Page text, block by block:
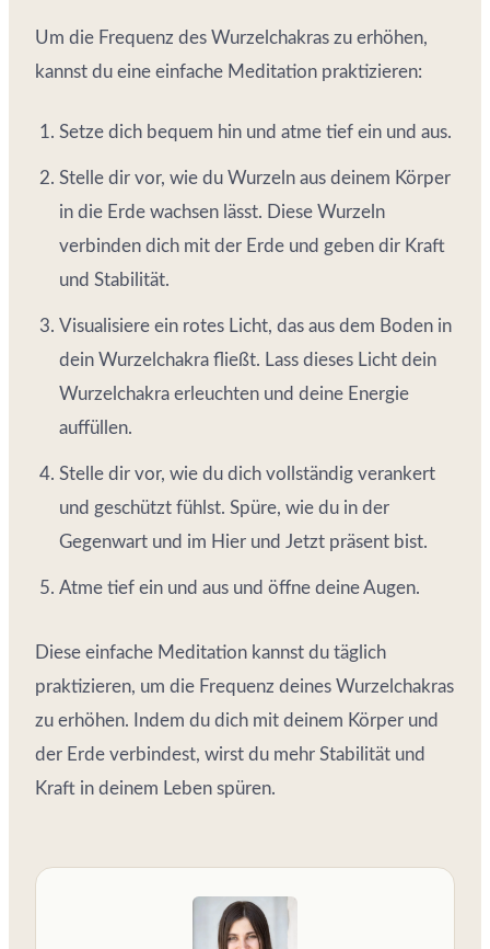
Um die Frequenz des Wurzelchakras zu erhöhen,
kannst du eine einfache Meditation praktizieren:
Setze dich bequem hin und atme tief ein und aus.
Stelle dir vor, wie du Wurzeln aus deinem Körper
in die Erde wachsen lässt. Diese Wurzeln
verbinden dich mit der Erde und geben dir Kraft
und Stabilität.
Visualisiere ein rotes Licht, das aus dem Boden in
dein Wurzelchakra fließt. Lass dieses Licht dein
Wurzelchakra erleuchten und deine Energie
auffüllen.
Stelle dir vor, wie du dich vollständig verankert
und geschützt fühlst. Spüre, wie du in der
Gegenwart und im Hier und Jetzt präsent bist.
Atme tief ein und aus und öffne deine Augen.
Diese einfache Meditation kannst du täglich
praktizieren, um die Frequenz deines Wurzelchakras
zu erhöhen. Indem du dich mit deinem Körper und
der Erde verbindest, wirst du mehr Stabilität und
Kraft in deinem Leben spüren.